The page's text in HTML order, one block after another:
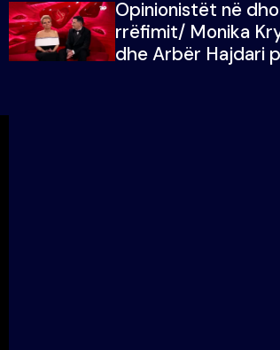
me vajzën e tij
Opinionistët në
rrëfimit/ Monika
dhe Arbër Hajdari